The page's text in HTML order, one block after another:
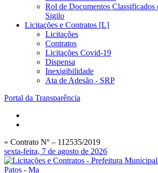
Rol de Documentos Classificados
Sigilo
Licitações e Contratos [L]
Licitações
Contratos
Licitações Covid-19
Dispensa
Inexigibilidade
Ata de Adesão - SRP
Portal da Transparência
» Contrato Nº – 112535/2019
sexta-feira, 7 de agosto de 2026